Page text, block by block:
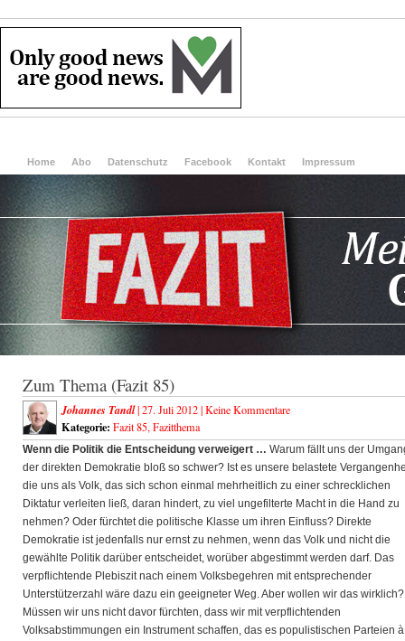
Home Abo Datenschutz Facebook Kontakt Impressum
Zum Thema (Fazit 85)
Johannes Tandl| 27. Juli 2012 |Keine Kommentare
Kategorie: Fazit 85, Fazitthema
Wenn die Politik die Entscheidung verweigert … Warum fällt uns der
der direkten Demokratie bloß so schwer? Ist es unsere belastete
die uns als Volk, das sich schon einmal mehrheitlich zu einer schrecklichen
Diktatur verleiten ließ, daran hindert, zu viel ungefilterte Macht in die Hand zu
nehmen? Oder fürchtet die politische Klasse um ihren Einfluss? Direkte
Demokratie ist jedenfalls nur ernst zu nehmen, wenn das Volk und nicht die
gewählte Politik darüber entscheidet, worüber abgestimmt werden darf. Das
verpflichtende Plebiszit nach einem Volksbegehren mit entsprechender
Unterstützerzahl wäre dazu ein geeigneter Weg. Aber wollen wir das wirklich?
Müssen wir uns nicht davor fürchten, dass wir mit verpflichtenden
Volksabstimmungen ein Instrument schaffen, das es populistischen Parteien